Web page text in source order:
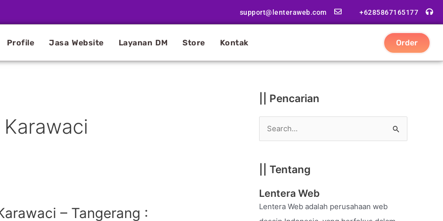
support@lenteraweb.com +6285867165177
Profile Jasa Website Layanan DM Store Kontak Order
– Tangerang :
|| Pencarian
r
c
h
|| Tentang
Lentera Web
Lentera Web adalah perusahaan web
|
t
g
i